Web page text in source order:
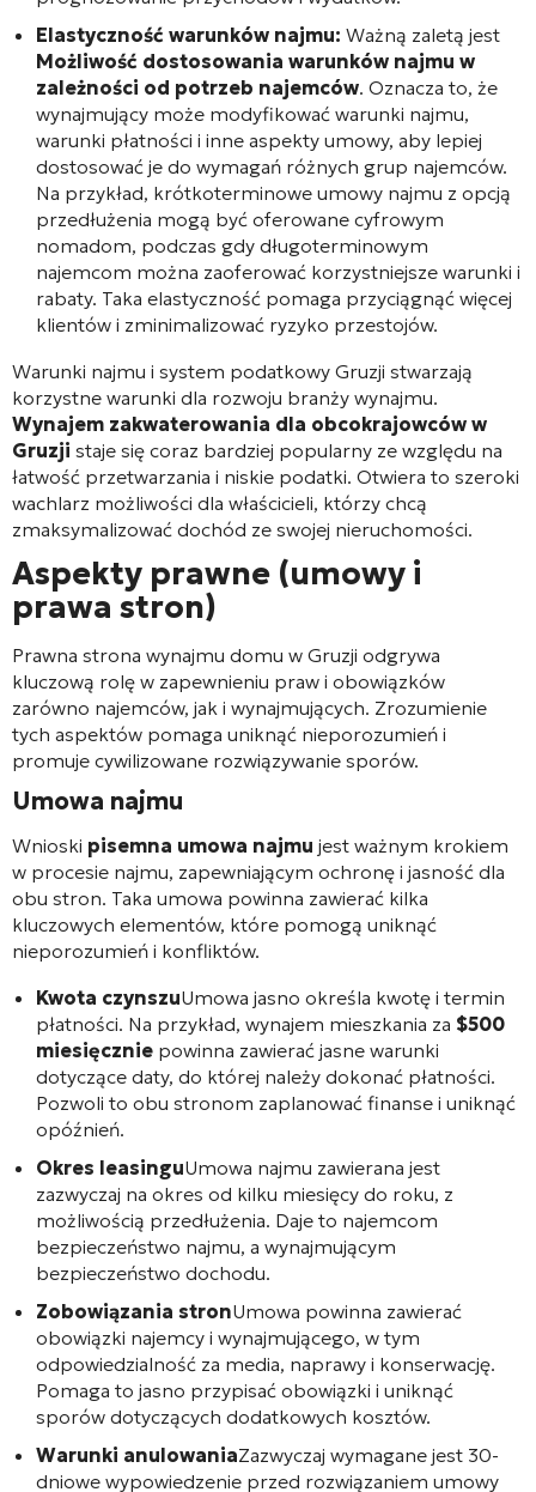
Elastyczność warunków najmu: Ważną zaletą jest
Możliwość dostosowania warunków najmu w
zależności od potrzeb najemców. Oznacza to, że
wynajmujący może modyfikować warunki najmu,
warunki płatności i inne aspekty umowy, aby lepiej
dostosować je do wymagań różnych grup najemców.
Na przykład, krótkoterminowe umowy najmu z opcją
przedłużenia mogą być oferowane cyfrowym
nomadom, podczas gdy długoterminowym
najemcom można zaoferować korzystniejsze warunki i
rabaty. Taka elastyczność pomaga przyciągnąć więcej
klientów i zminimalizować ryzyko przestojów.
Warunki najmu i system podatkowy Gruzji stwarzają
korzystne warunki dla rozwoju branży wynajmu.
Wynajem zakwaterowania dla obcokrajowców w
Gruzji staje się coraz bardziej popularny ze względu na
łatwość przetwarzania i niskie podatki. Otwiera to szeroki
wachlarz możliwości dla właścicieli, którzy chcą
zmaksymalizować dochód ze swojej nieruchomości.
Aspekty prawne (umowy i
prawa stron)
Prawna strona wynajmu domu w Gruzji odgrywa
kluczową rolę w zapewnieniu praw i obowiązków
zarówno najemców, jak i wynajmujących. Zrozumienie
tych aspektów pomaga uniknąć nieporozumień i
promuje cywilizowane rozwiązywanie sporów.
Umowa najmu
Wnioski pisemna umowa najmu jest ważnym krokiem
w procesie najmu, zapewniającym ochronę i jasność dla
obu stron. Taka umowa powinna zawierać kilka
kluczowych elementów, które pomogą uniknąć
nieporozumień i konfliktów.
Kwota czynszuUmowa jasno określa kwotę i termin
płatności. Na przykład, wynajem mieszkania za $500
miesięcznie powinna zawierać jasne warunki
dotyczące daty, do której należy dokonać płatności.
Pozwoli to obu stronom zaplanować finanse i uniknąć
opóźnień.
Okres leasinguUmowa najmu zawierana jest
zazwyczaj na okres od kilku miesięcy do roku, z
możliwością przedłużenia. Daje to najemcom
bezpieczeństwo najmu, a wynajmującym
bezpieczeństwo dochodu.
Zobowiązania stronUmowa powinna zawierać
obowiązki najemcy i wynajmującego, w tym
odpowiedzialność za media, naprawy i konserwację.
Pomaga to jasno przypisać obowiązki i uniknąć
sporów dotyczących dodatkowych kosztów.
Warunki anulowaniaZazwyczaj wymagane jest 30-
dniowe wypowiedzenie przed rozwiązaniem umowy